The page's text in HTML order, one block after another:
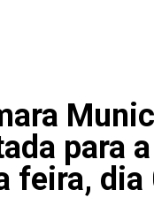
para
feira,